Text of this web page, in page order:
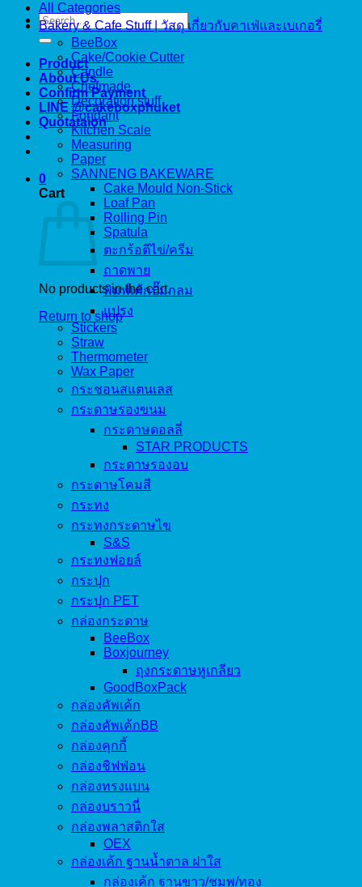
Search
for:
Product
About Us
Confirm Payment
LINE @cakeboxphuket
Quotataion
0
Cart
No products in the cart.
Return to shop
All Categories
Bakery & Cafe Stuff | วัสดุ เกี่ยวกับคาเฟ่และเบเกอรี่
BeeBox
Cake/Cookie Cutter
Candle
Chefmade
Decoration stuff
Fondant
Kitchen Scale
Measuring
Paper
SANNENG BAKEWARE
Cake Mould Non-Stick
Loaf Pan
Rolling Pin
Spatula
ตะกร้อตีไข่/ครีม
ถาดพาย
พิมพ์เค้กปั๊มกลม
แปรง
Stickers
Straw
Thermometer
Wax Paper
กระชอนสแตนเลส
กระดาษรองขนม
กระดาษดอลลี่
STAR PRODUCTS
กระดาษรองอบ
กระดาษโคมสี
กระทง
กระทงกระดาษไข
S&S
กระทงฟอยล์
กระปุก
กระปุก PET
กล่องกระดาษ
BeeBox
Boxjourney
ถุงกระดาษหูเกลียว
GoodBoxPack
กล่องคัพเค้ก
กล่องคัพเค้กBB
กล่องคุกกี้
กล่องชิฟฟ่อน
กล่องทรงแบน
กล่องบราวนี่
กล่องพลาสติกใส
OEX
กล่องเค้ก ฐานน้ำตาล ฝาใส
กล่องเค้ก ฐานขาว/ชมพู/ทอง